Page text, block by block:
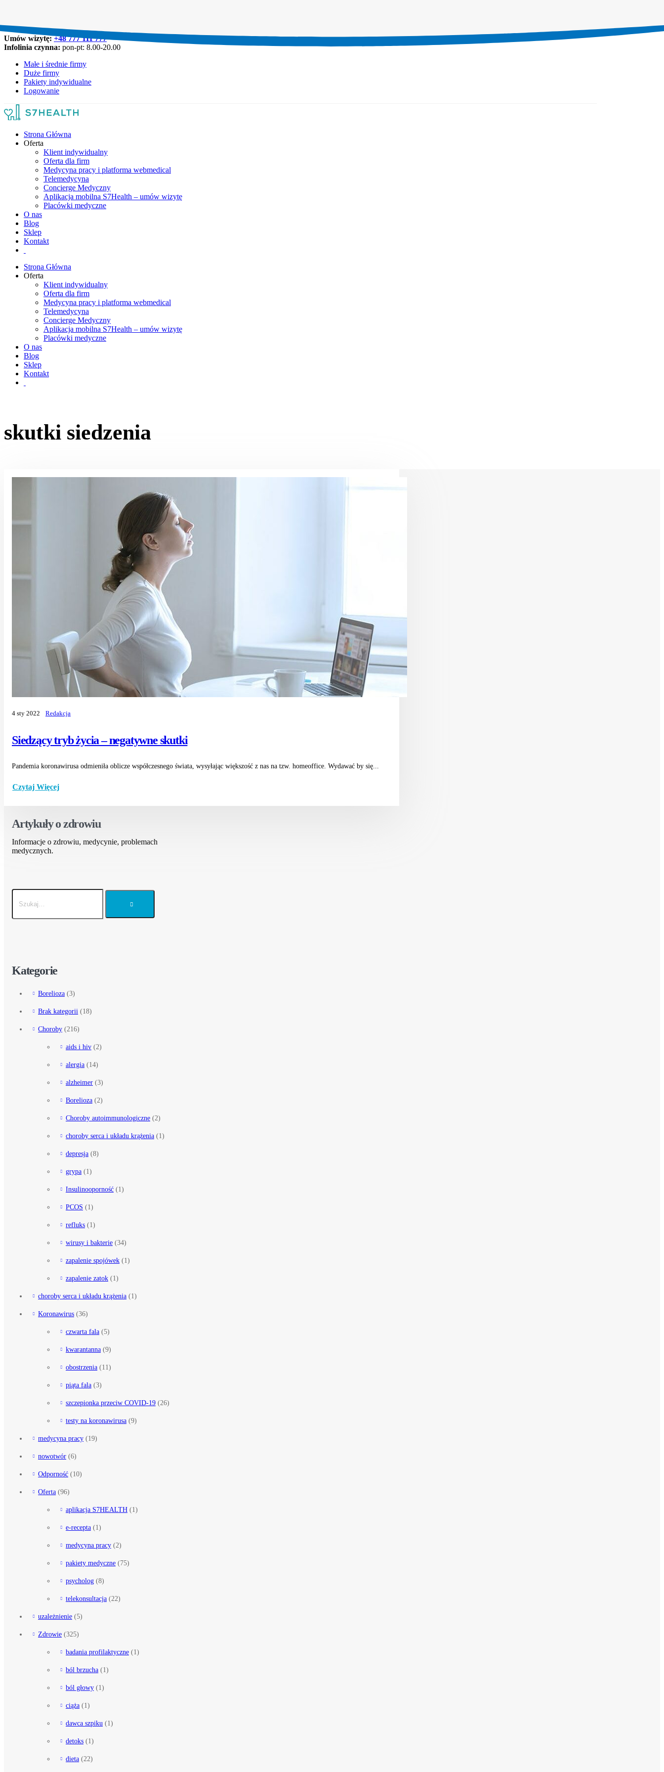
Umów wizytę:+48 777 111 777
Infolinia czynna: pon-pt: 8.00-20.00
Małe i średnie firmy
Duże firmy
Pakiety indywidualne
Logowanie
Strona Główna
Oferta
Klient indywidualny
Oferta dla firm
Medycyna pracy i platforma webmedical
Telemedycyna
Concierge Medyczny
Aplikacja mobilna S7Health – umów wizytę
Placówki medyczne
O nas
Blog
Sklep
Kontakt
Strona Główna
Oferta
Klient indywidualny
Oferta dla firm
Medycyna pracy i platforma webmedical
Telemedycyna
Concierge Medyczny
Aplikacja mobilna S7Health – umów wizytę
Placówki medyczne
O nas
Blog
Sklep
Kontakt
skutki siedzenia
Siedzący tryb życia – negatywne skutki
4 sty 2022 Redakcja
Pandemia koronawirusa odmieniła oblicze współczesnego świata, wysyłając większość z nas na tzw. homeoffice. Wydawać by się...
Czytaj Więcej
Artykuły o zdrowiu
Informacje o zdrowiu, medycynie, problemach
medycznych.
Kategorie
Borelioza (3)
Brak kategorii (18)
Choroby (216)
aids i hiv (2)
alergia (14)
alzheimer (3)
Borelioza (2)
Choroby autoimmunologiczne (2)
choroby serca i układu krążenia (1)
depresja (8)
grypa (1)
Insulinooporność (1)
PCOS (1)
refluks (1)
wirusy i bakterie (34)
zapalenie spojówek (1)
zapalenie zatok (1)
choroby serca i układu krążenia (1)
Koronawirus (36)
czwarta fala (5)
kwarantanna (9)
obostrzenia (11)
piąta fala (3)
szczepionka przeciw COVID-19 (26)
testy na koronawirusa (9)
medycyna pracy (19)
nowotwór (6)
Odporność (10)
Oferta (96)
aplikacja S7HEALTH (1)
e-recepta (1)
medycyna pracy (2)
pakiety medyczne (75)
psycholog (8)
telekonsultacja (22)
uzależnienie (5)
Zdrowie (325)
badania profilaktyczne (1)
ból brzucha (1)
ból głowy (1)
ciąża (1)
dawca szpiku (1)
detoks (1)
dieta (22)